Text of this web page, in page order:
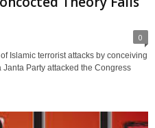
0
Islamic terrorist attacks by conceiving
Janta Party attacked the Congress